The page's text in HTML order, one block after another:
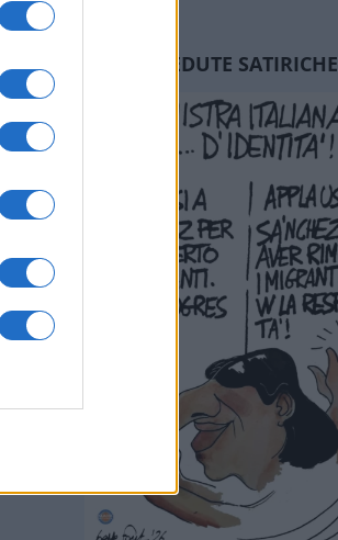
SEDUTE SATIRICHE